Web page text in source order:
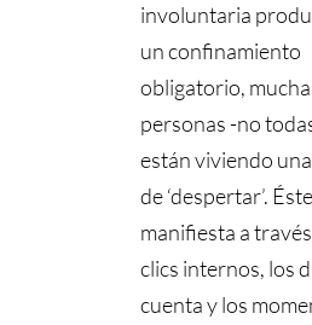
involuntaria
un confinamiento
obligatorio,
personas -no
están viviendo
de ‘despertar’.
manifiesta a
clics internos, los
cuenta y los